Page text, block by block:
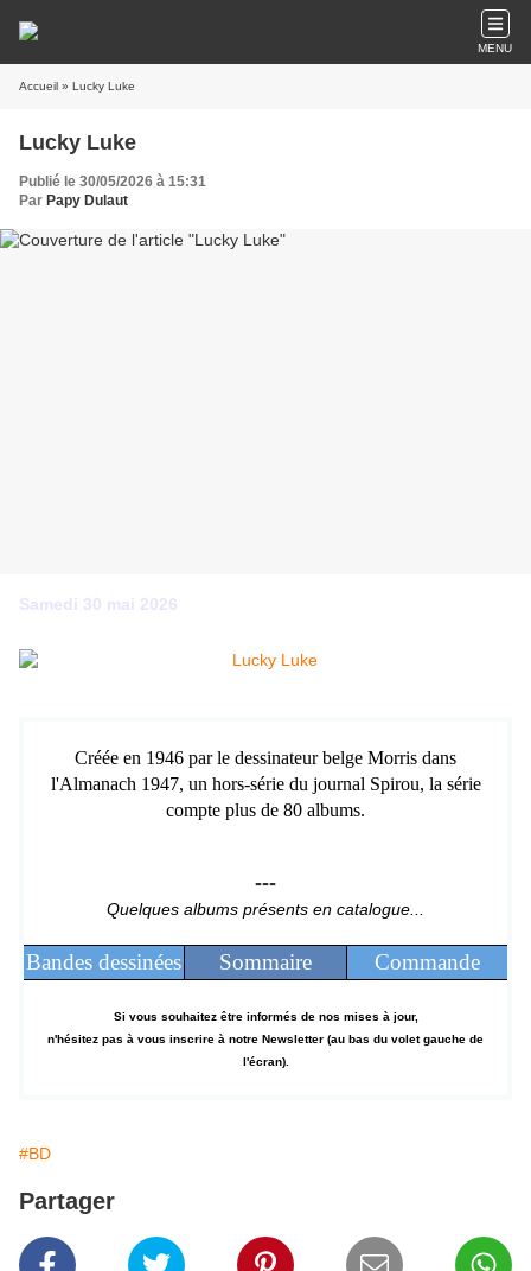
MENU
Accueil » Lucky Luke
Lucky Luke
Publié le 30/05/2026 à 15:31
Par Papy Dulaut
Samedi 30 mai 2026
Créée en 1946 par le dessinateur belge Morris dans
l'Almanach 1947, un hors-série du journal Spirou, la série
compte plus de 80 albums.
---
Quelques albums présents en catalogue...
Bandes dessinées Sommaire Commande
Si vous souhaitez être informés de nos mises à jour,
n'hésitez pas à vous inscrire à notre Newsletter (au bas du volet gauche de
l'écran).
#BD
Partager